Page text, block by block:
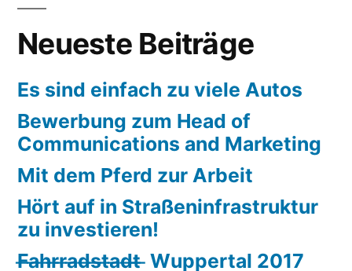
Neueste Beiträge
Es sind einfach zu viele Autos
Bewerbung zum Head of
Communications and Marketing
Mit dem Pferd zur Arbeit
Hört auf in Straßeninfrastruktur
zu investieren!
F̶a̶h̶r̶r̶a̶d̶s̶t̶a̶d̶t̶ ̶ Wuppertal 2017